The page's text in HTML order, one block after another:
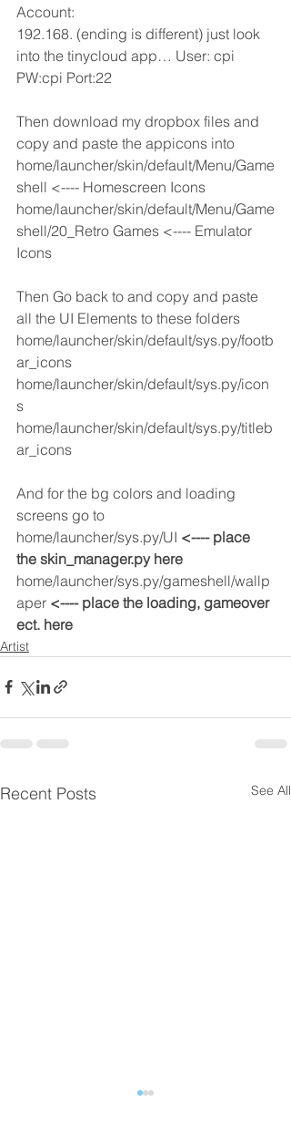
Account:
192.168. (ending is different) just look
into the tinycloud app… User: cpi
PW:cpi Port:22
Then download my dropbox files and
copy and paste the appicons into
home/launcher/skin/default/Menu/Game
shell <---- Homescreen Icons
home/launcher/skin/default/Menu/Game
shell/20_Retro Games <---- Emulator
Icons
Then Go back to and copy and paste
all the UI Elements to these folders
home/launcher/skin/default/sys.py/footb
ar_icons
home/launcher/skin/default/sys.py/icon
s
home/launcher/skin/default/sys.py/titleb
ar_icons
And for the bg colors and loading
screens go to
home/launcher/sys.py/UI <---- place
the skin_manager.py here
home/launcher/sys.py/gameshell/wallp
aper <---- place the loading, gameover
ect. here
Artist
Recent Posts See All